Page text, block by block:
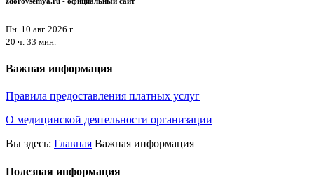
Пн. 10 авг. 2026 г.
20 ч. 33 мин.
Важная информация
Правила предоставления платных услуг
О медицинской деятельности организации
Вы здесь: Главная Важная информация
Полезная информация